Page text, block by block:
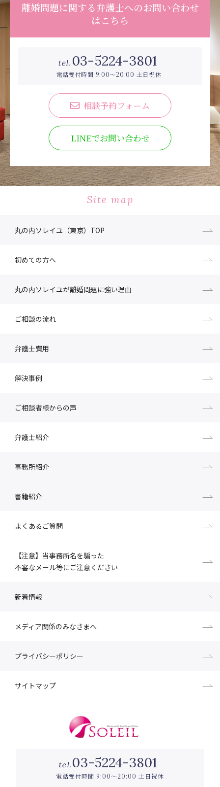
離婚問題に関する弁護士へのお問い合わせ
はこちら
tel. 03-5224-3801
電話受付時間 9:00〜20:00 土日祝休
相談予約フォーム
LINEでお問い合わせ
tel.03-5224-3801
電話受付時間 9:00〜20:00 土日祝休
Site map
丸の内ソレイユ（東京）TOP
初めての方へ
丸の内ソレイユが離婚問題に強い理由
ご相談の流れ
弁護士費用
解決事例
ご相談者様からの声
弁護士紹介
事務所紹介
書籍紹介
よくあるご質問
【注意】当事務所名を騙った
不審なメール等にご注意ください
新着情報
メディア関係のみなさまへ
プライバシーポリシー
サイトマップ